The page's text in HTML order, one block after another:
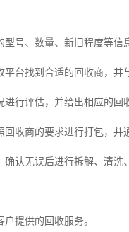
号、数量、新旧程度等信
台找到合适的回收商，并
行评估，并给出相应的回
收商的要求进行打包，并
认无误后进行拆解、清洗
提供的回收服务。